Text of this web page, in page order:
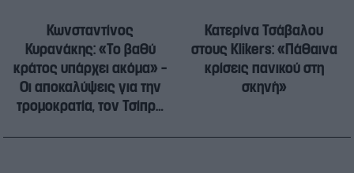
Κωνσταντίνος
Κυρανάκης: «Το βαθύ
κράτος υπάρχει ακόμα» –
Οι αποκαλύψεις για την
τρομοκρατία, τον Τσίπρα
αλλάξουν στην Ελλάδα
Κατερίνα Τσάβαλου
στους Klikers: «Πάθαινα
κρίσεις πανικού στη
σκηνή»